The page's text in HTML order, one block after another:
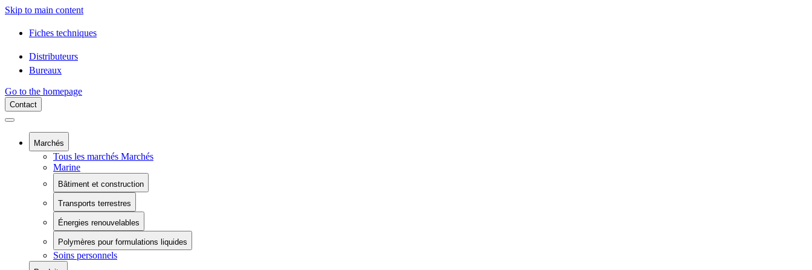
Skip to main content
Fiches techniques
Distributeurs
Bureaux
Go to the homepage
Contact
Marchés
Tous les marchés Marchés
Marine
Bâtiment et construction
Tous les marchés Bâtiment et construction
Composants du bâtiment
Confinement chimique
Piscines
Piscines
Transports terrestres
Tous les marchés Transports terrestres
Rail
Véhicules électriques à batterie
Véhicules commerciaux
Véhicules récréatifs
Énergies renouvelables
Tous les marchés Énergies renouvelables
Énergie éolienne
Installation solaire
Polymères pour formulations liquides
Tous les marchés Polymères pour formulations liquides
Soins personnels